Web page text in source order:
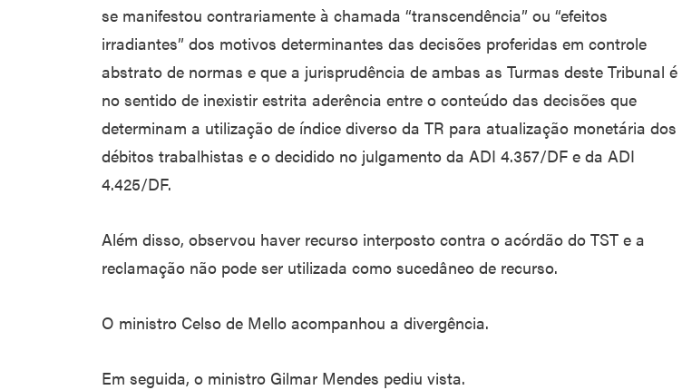
se manifestou contrariamente à chamada “transcendência” ou “efeitos
irradiantes” dos motivos determinantes das decisões proferidas em controle
abstrato de normas e que a jurisprudência de ambas as Turmas deste Tribunal é
no sentido de inexistir estrita aderência entre o conteúdo das decisões que
determinam a utilização de índice diverso da TR para atualização monetária dos
débitos trabalhistas e o decidido no julgamento da ADI 4.357/DF e da ADI
4.425/DF.
Além disso, observou haver recurso interposto contra o acórdão do TST e a
reclamação não pode ser utilizada como sucedâneo de recurso.
O ministro Celso de Mello acompanhou a divergência.
Em seguida, o ministro Gilmar Mendes pediu vista.